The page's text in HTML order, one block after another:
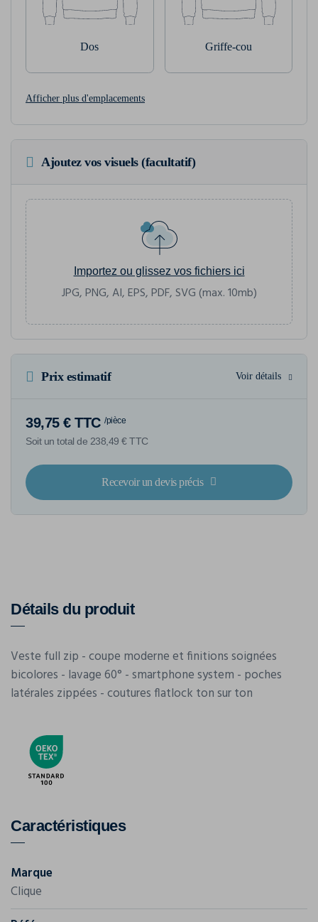
Dos Griffe-cou
Afficher plus d'emplacements
Ajoutez vos visuels (facultatif)
Importez ou glissez vos fichiers ici
JPG, PNG, AI, EPS, PDF, SVG (max. 10mb)
Prix estimatif Voir détails
39,75 € TTC /pièce
Soit un total de 238,49 € TTC
Recevoir un devis précis
Détails du produit
Veste full zip - coupe moderne et finitions soignées
bicolores - lavage 60° - smartphone system - poches
latérales zippées - coutures flatlock ton sur ton
Caractéristiques
Marque
Clique